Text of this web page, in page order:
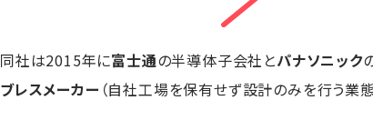
同社は2015年に富士通の半導体子会社とパナソニック
ブレスメーカー （自社工場を保有せず設計のみを行う業態